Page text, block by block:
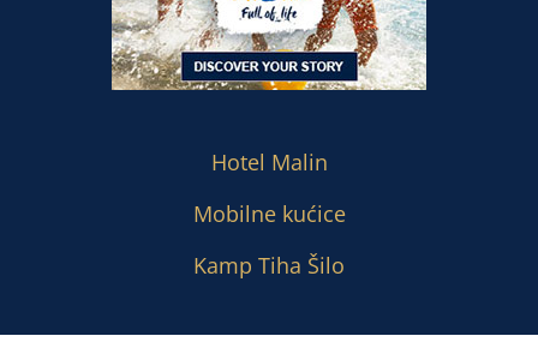
Hotel Malin
Mobilne kućice
Kamp Tiha Šilo